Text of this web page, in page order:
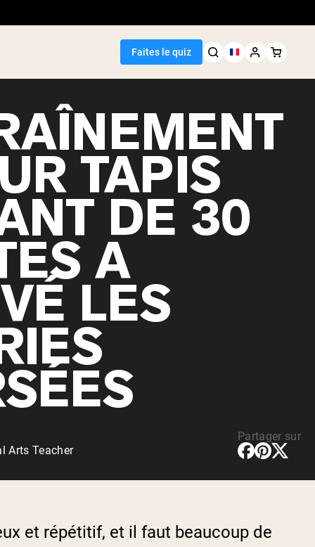
Faites le quiz
Meilleure Vente
pois
Véganes
TAPIS
DE 30
A
LES
Arts Teacher
Partager sur
et répétitif, et il faut beaucoup de